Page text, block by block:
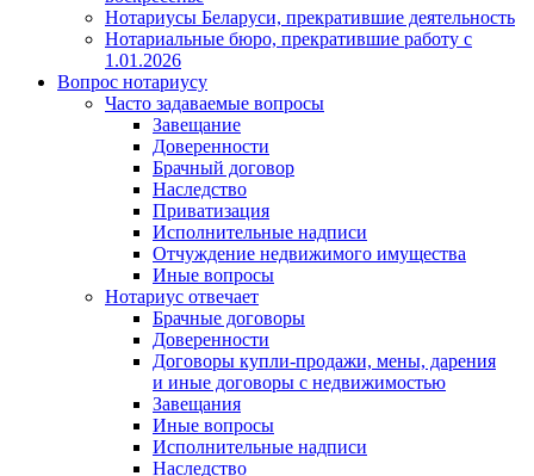
Нотариусы Беларуси, прекратившие деятельность
Нотариальные бюро, прекратившие работу с
1.01.2026
Вопрос нотариусу
Часто задаваемые вопросы
Завещание
Доверенности
Брачный договор
Наследство
Приватизация
Исполнительные надписи
Отчуждение недвижимого имущества
Иные вопросы
Нотариус отвечает
Брачные договоры
Доверенности
Договоры купли-продажи, мены, дарения
и иные договоры с недвижимостью
Завещания
Иные вопросы
Исполнительные надписи
Наследство